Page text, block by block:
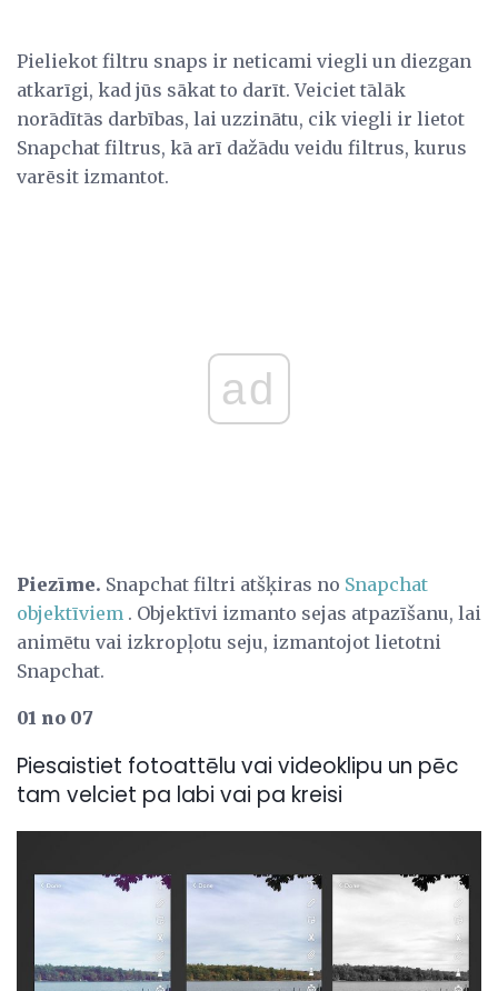
Pieliekot filtru snaps ir neticami viegli un diezgan
atkarīgi, kad jūs sākat to darīt. Veiciet tālāk
norādītās darbības, lai uzzinātu, cik viegli ir lietot
Snapchat filtrus, kā arī dažādu veidu filtrus, kurus
varēsit izmantot.
ad
Piezīme. Snapchat filtri atšķiras no Snapchat
objektīviem . Objektīvi izmanto sejas atpazīšanu, lai
animētu vai izkropļotu seju, izmantojot lietotni
Snapchat.
01 no 07
Piesaistiet fotoattēlu vai videoklipu un pēc
tam velciet pa labi vai pa kreisi